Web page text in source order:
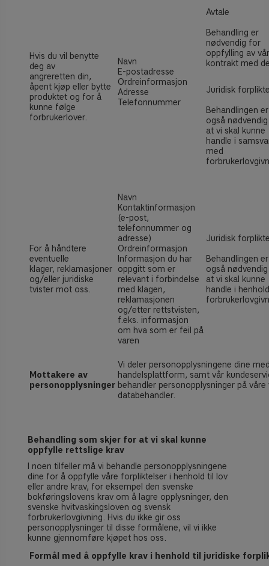
Hvis du vil benytte
deg av
angreretten din,
åpent kjøp eller bytte
produktet og for å
kunne følge
forbrukerlover.
Navn
E-postadresse
Ordreinformasjon
Adresse
Telefonnummer
Avtale
Behandling er
nødvendig for
oppfylling av vår
kontrakt med
Juridisk
Behandlingen er
også
at vi skal kunne
handle i
med
For å håndtere
eventuelle
klager, reklamasjoner
og/eller juridiske
tvister mot oss.
Navn
Kontaktinformasjon
(e-post,
telefonnummer og
adresse)
Ordreinformasjon
Informasjon du har
oppgitt som er
relevant i forbindelse
med klagen,
reklamasjonen
og/etter rettstvisten,
f.eks. informasjon
om hva som er feil på
varen
Juridisk
Behandlingen er
også
at vi skal kunne
handle i
Mottakere av
personopplysninger
Vi deler personopplysningene dine
handelsplattform, samt vår
behandler personopplysninger på
databehandler.
Behandling som skjer for at vi skal kunne
oppfylle rettslige krav
I noen tilfeller må vi behandle personopplysningene
dine for å oppfylle våre forpliktelser i henhold til lov
eller andre krav, for eksempel den svenske
bokføringslovens krav om å lagre opplysninger, den
svenske hvitvaskingsloven og svensk
forbrukerlovgivning. Hvis du ikke gir oss
personopplysninger til disse formålene, vil vi ikke
kunne gjennomføre kjøpet hos oss.
Formål med å oppfylle krav i henhold til juridiske